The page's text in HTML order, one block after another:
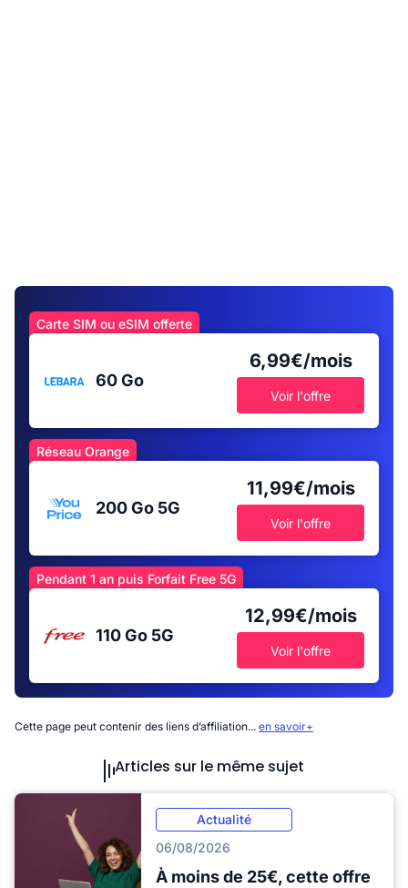
Carte SIM ou eSIM offerte
60 Go
6,99€/mois
Voir l'offre
Réseau Orange
200 Go 5G
11,99€/mois
Voir l'offre
Pendant 1 an puis Forfait Free 5G
110 Go 5G
12,99€/mois
Voir l'offre
Cette page peut contenir des liens d’affiliation... en savoir+
Articles sur le même sujet
Actualité
06/08/2026
À moins de 25€, cette offre